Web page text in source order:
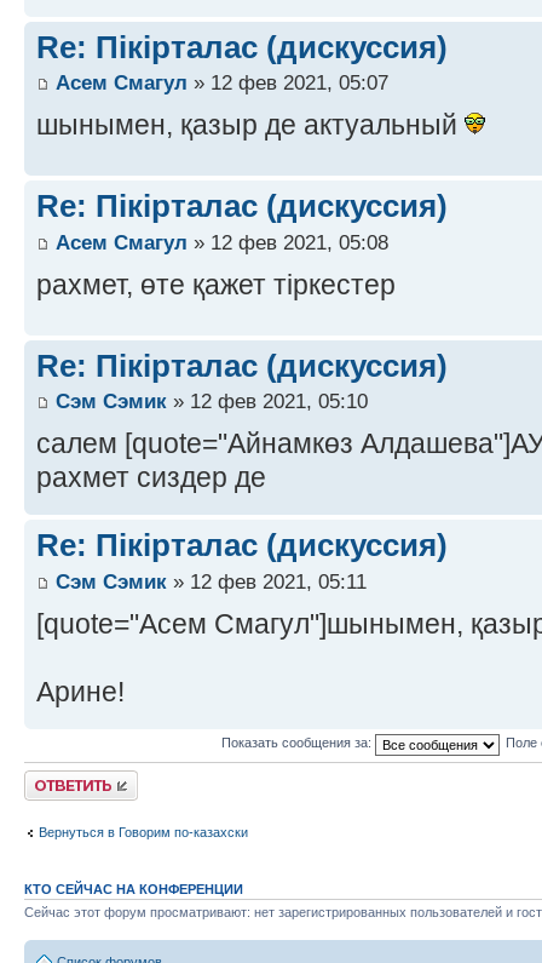
Re: Пікірталас (дискуссия)
Асем Смагул » 12 фев 2021, 05:07
шынымен, қазыр де актуальный
Re: Пікірталас (дискуссия)
Асем Смагул » 12 фев 2021, 05:08
рахмет, өте қажет тіркестер
Re: Пікірталас (дискуссия)
Сэм Сэмик » 12 фев 2021, 05:10
салем [quote="Айнамкөз
рахмет сиздер де
Re: Пікірталас (дискуссия)
Сэм Сэмик » 12 фев 2021, 05:11
[quote="Асем Смагул"]шынымен,
Арине!
Показать сообщения за: Поле
Ответить
Вернуться в Говорим по-казахски
КТО СЕЙЧАС НА КОНФЕРЕНЦИИ
Сейчас этот форум просматривают: нет зарегистрированных пользователей и